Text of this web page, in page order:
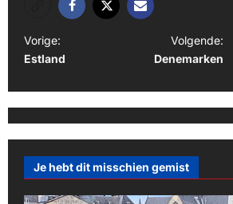
B
e
r
c
t
Vorige:
Estland
Volgende:
Denemarken
Je hebt dit misschien gemist